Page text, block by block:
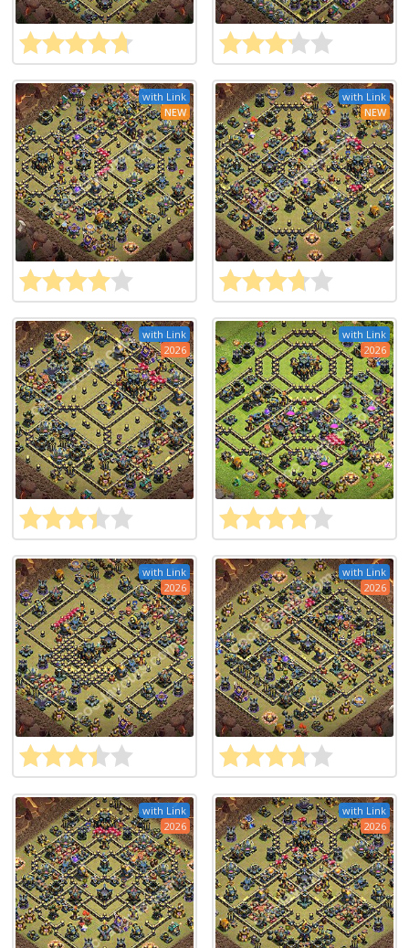
with Link
NEW
with Link
NEW
with Link
2026
with Link
2026
with Link
2026
with Link
2026
with Link
2026
with Link
2026